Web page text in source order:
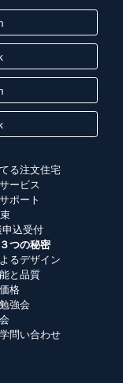
る注文住宅
ービス
ポート
込受付
つの秘密
るデザイン
と品質
格
強会
問い合わせ